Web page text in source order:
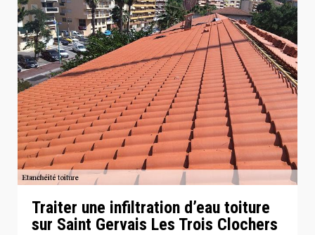
Traiter une infiltration d’eau toiture
sur Saint Gervais Les Trois Clochers